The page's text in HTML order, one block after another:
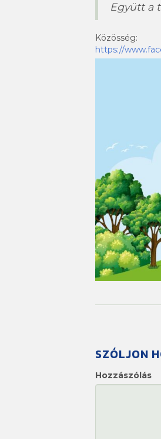
Együtt a
Közösség:
https://
SZÓLJON
Hozzászólás